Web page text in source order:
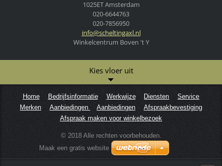
1025ET Amsterdam
020-6644763
020-7856950
info@scheltingaxl.nl
Winkelcentrum Boven 't Y
Kies vloer uit
Home Bedrijfsinformatie Werkwijze Diensten
Service
Merken
Aanbiedingen Aanbiedingen
Afspraakbevestiging
Afspraak maken voor winkelbezoek
© 2018 Alle rechten voorbehouden.
Maak een gratis website